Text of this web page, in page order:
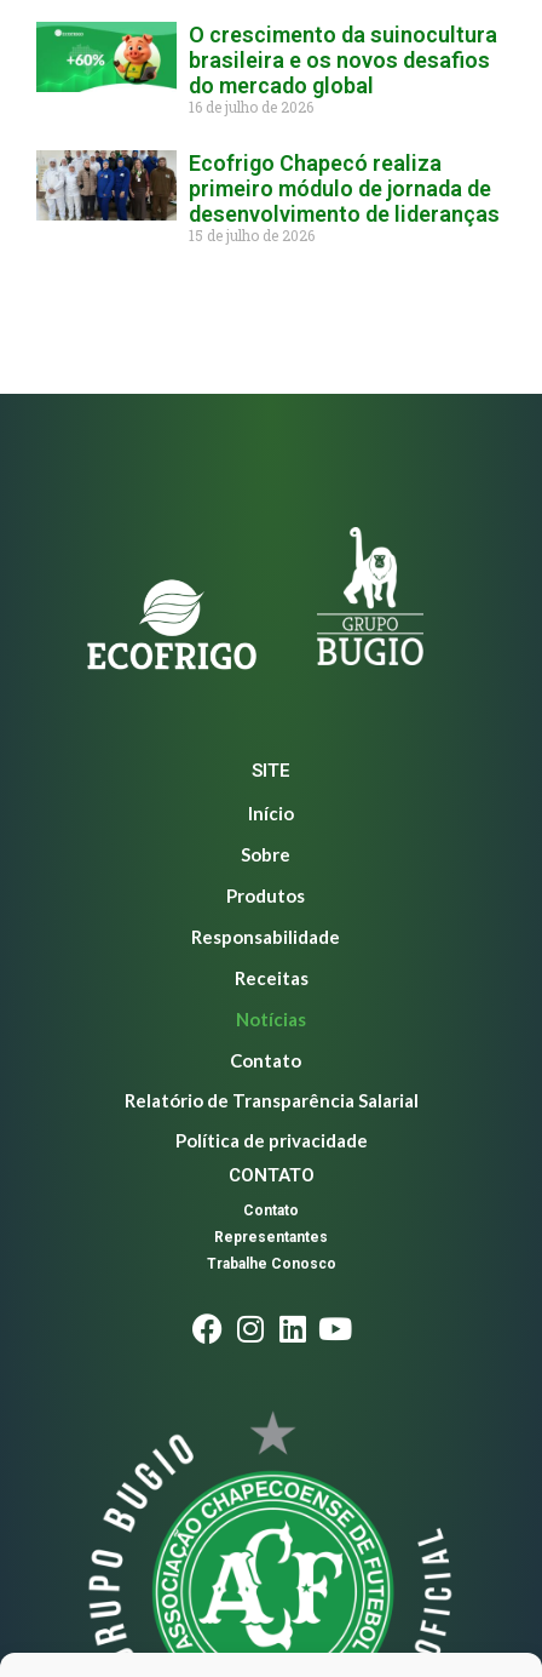
O crescimento da suinocultura
brasileira e os novos desafios
do mercado global
16 de julho de 2026
Ecofrigo Chapecó realiza
primeiro módulo de jornada de
desenvolvimento de lideranças
15 de julho de 2026
SITE
Início
Sobre
Produtos
Responsabilidade
Receitas
Notícias
Contato
Relatório de Transparência Salarial
Política de privacidade
CONTATO
Contato
Representantes
Trabalhe Conosco